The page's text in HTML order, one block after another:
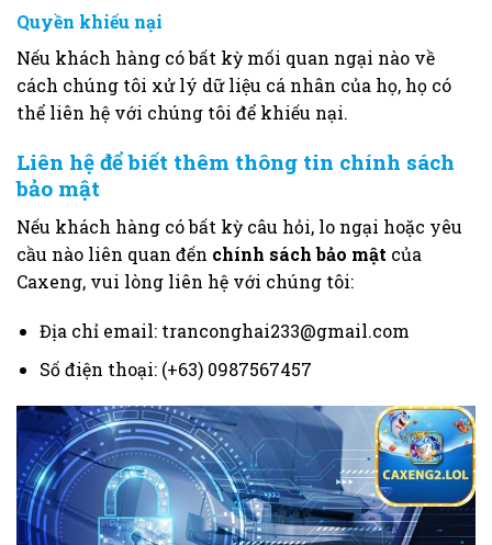
Quyền khiếu nại
Nếu khách hàng có bất kỳ mối quan ngại nào về
cách chúng tôi xử lý dữ liệu cá nhân của họ, họ có
thể liên hệ với chúng tôi để khiếu nại.
Liên hệ để biết thêm thông tin chính sách
bảo mật
Nếu khách hàng có bất kỳ câu hỏi, lo ngại hoặc yêu
cầu nào liên quan đến chính sách bảo mật của
Caxeng, vui lòng liên hệ với chúng tôi:
Địa chỉ email: tranconghai233@gmail.com
Số điện thoại: (+63) 0987567457